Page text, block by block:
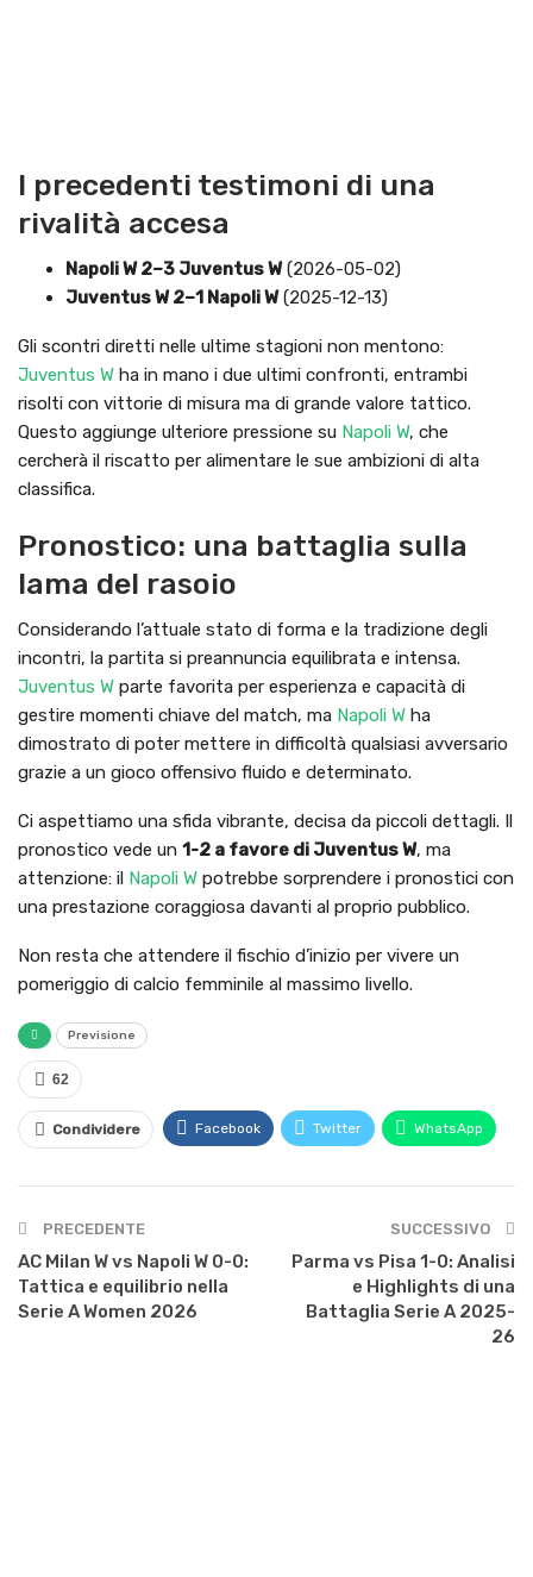
I precedenti testimoni di una
rivalità accesa
Napoli W 2–3 Juventus W(2026-05-02)
Juventus W 2–1 Napoli W(2025-12-13)
Gli scontri diretti nelle ultime stagioni non mentono:
Juventus W ha in mano i due ultimi confronti, entrambi
risolti con vittorie di misura ma di grande valore tattico.
Questo aggiunge ulteriore pressione su Napoli W, che
cercherà il riscatto per alimentare le sue ambizioni di alta
classifica.
Pronostico: una battaglia sulla
lama del rasoio
Considerando l’attuale stato di forma e la tradizione degli
incontri, la partita si preannuncia equilibrata e intensa.
Juventus W parte favorita per esperienza e capacità di
gestire momenti chiave del match, ma Napoli W ha
dimostrato di poter mettere in difficoltà qualsiasi avversario
grazie a un gioco offensivo fluido e determinato.
Ci aspettiamo una sfida vibrante, decisa da piccoli dettagli. Il
pronostico vede un 1-2 a favore di Juventus W, ma
attenzione: il Napoli W potrebbe sorprendere i pronostici con
una prestazione coraggiosa davanti al proprio pubblico.
Non resta che attendere il fischio d’inizio per vivere un
pomeriggio di calcio femminile al massimo livello.
Previsione
62
Condividere Facebook Twitter WhatsApp
PRECEDENTE
AC Milan W vs Napoli W 0-0:
Tattica e equilibrio nella
Serie A Women 2026
SUCCESSIVO
Parma vs Pisa 1-0: Analisi
e Highlights di una
Battaglia Serie A 2025-
26